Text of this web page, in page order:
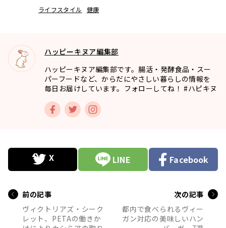
ライフスタイル
健康
ハッピーキヌア編集部
ハッピーキヌア編集部です。腸活・発酵食品・スー
パーフードなど、からだにやさしい暮らしの情報を
毎日お届けしています。フォローしてね！ #ハピキヌ
LINE Facebook
前の記事
ヴィクトリアズ・シーク
レット、PETAの働きか
次の記事
都内で食べられるヴィー
ガン対応の美味しいハン